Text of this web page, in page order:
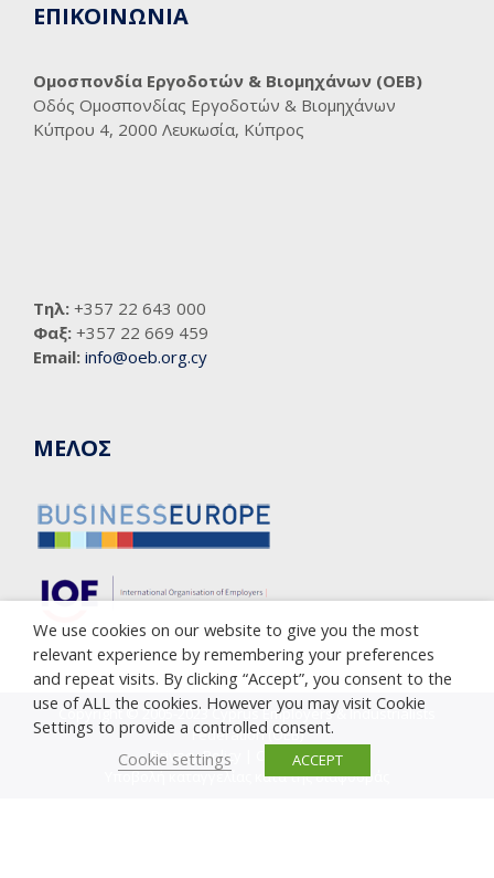
ΕΠΙΚΟΙΝΩΝΙΑ
Ομοσπονδία Εργοδοτών & Βιομηχάνων (ΟΕΒ)
Οδός Ομοσπονδίας Εργοδοτών & Βιομηχάνων
Κύπρου 4, 2000 Λευκωσία, Κύπρος
Τηλ: +357 22 643 000
Φαξ: +357 22 669 459
Email: info@oeb.org.cy
ΜΕΛΟΣ
Copyright © 2005-2023 Cyprus Employers & Industrialists
Federation (OEB)
Privacy Policy
Cookie Policy
Υποβολή καταγγελίας κατά της διαφθοράς
We use cookies on our website to give you the most
relevant experience by remembering your preferences
and repeat visits. By clicking “Accept”, you consent to the
use of ALL the cookies. However you may visit Cookie
Settings to provide a controlled consent.
Cookie settings
ACCEPT